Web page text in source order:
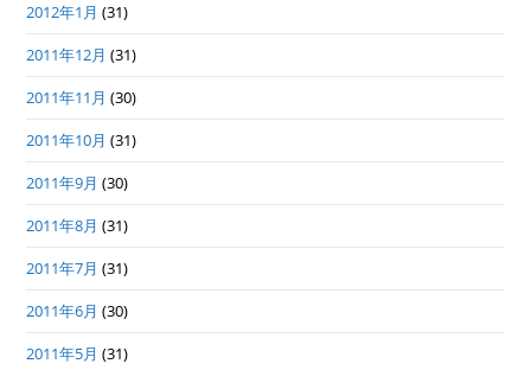
2012年1月 (31)
2011年12月 (31)
2011年11月 (30)
2011年10月 (31)
2011年9月 (30)
2011年8月 (31)
2011年7月 (31)
2011年6月 (30)
2011年5月 (31)